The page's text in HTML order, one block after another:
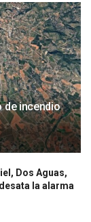
de incendio
Dos Aguas,
la alarma